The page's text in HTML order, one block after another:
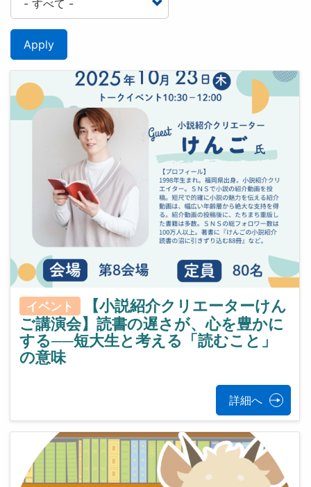
Apply
イベント
【小説紹介クリエーターけん
ご講演会】読書の遅さが、心を豊かに
する──短大生と考える「読むこと」
の意味
詳細へ